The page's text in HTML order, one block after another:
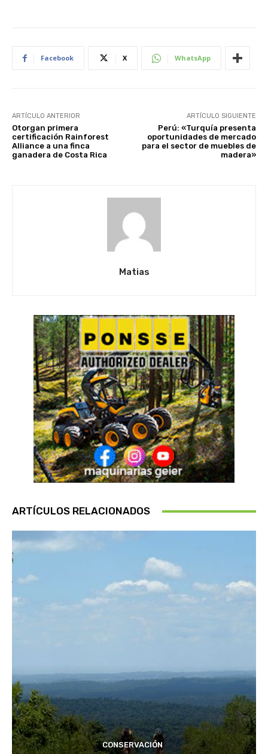
Facebook X WhatsApp
ARTÍCULO ANTERIOR
Otorgan primera
certificación Rainforest
Alliance a una finca
ganadera de Costa Rica
ARTÍCULO SIGUIENTE
Perú: «Turquía presenta
oportunidades de mercado
para el sector de muebles de
madera»
Matias
ARTÍCULOS RELACIONADOS
CONSERVACIÓN